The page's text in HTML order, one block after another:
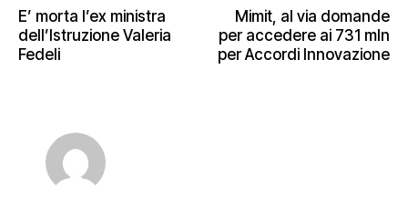
E’ morta l’ex ministra
dell’Istruzione Valeria
Fedeli
Mimit, al via domande
per accedere ai 731 mln
per Accordi Innovazione